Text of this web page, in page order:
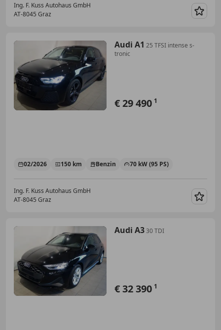
Ing. F. Kuss Autohaus GmbH
AT-8045 Graz
Audi A1 25 TFSI intense s-
tronic
€ 29 490 1
02/2026 150 km Benzin 70 kW (95 PS)
Ing. F. Kuss Autohaus GmbH
AT-8045 Graz
Audi A330 TDI
€ 32 390 1